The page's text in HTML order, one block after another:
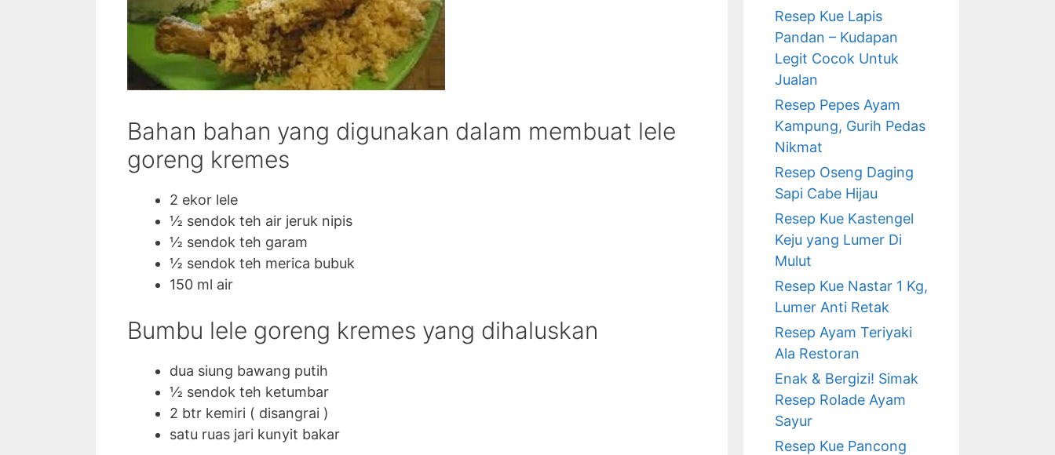
Bahan bahan yang digunakan dalam membuat lele
goreng kremes
2 ekor lele
½ sendok teh air jeruk nipis
½ sendok teh garam
½ sendok teh merica bubuk
150 ml air
Bumbu lele goreng kremes yang dihaluskan
dua siung bawang putih
½ sendok teh ketumbar
2 btr kemiri ( disangrai )
satu ruas jari kunyit bakar
Resep Kue Lapis
Pandan – Kudapan
Legit Cocok Untuk
Jualan
Resep Pepes Ayam
Kampung, Gurih Pedas
Nikmat
Resep Oseng Daging
Sapi Cabe Hijau
Resep Kue Kastengel
Keju yang Lumer Di
Mulut
Resep Kue Nastar 1 Kg,
Lumer Anti Retak
Resep Ayam Teriyaki
Ala Restoran
Enak & Bergizi! Simak
Resep Rolade Ayam
Sayur
Resep Kue Pancong